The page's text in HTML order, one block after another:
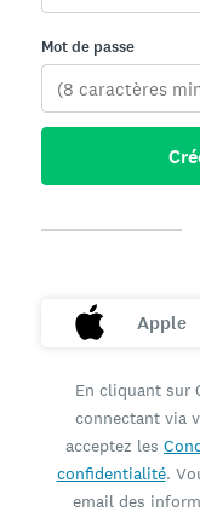
Mot de passe
Apple
En cliquant sur
connectant via
acceptez les
confidentialité.
email des